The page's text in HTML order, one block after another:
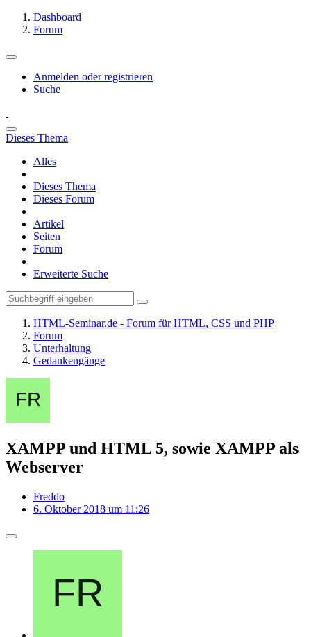
Dashboard
Forum
Anmelden oder registrieren
Suche
Dieses Thema
Alles
Dieses Thema
Dieses Forum
Artikel
Seiten
Forum
Erweiterte Suche
HTML-Seminar.de - Forum für HTML, CSS und PHP
Forum
Unterhaltung
Gedankengänge
XAMPP und HTML 5, sowie XAMPP als
Webserver
Freddo
6. Oktober 2018 um 11:26